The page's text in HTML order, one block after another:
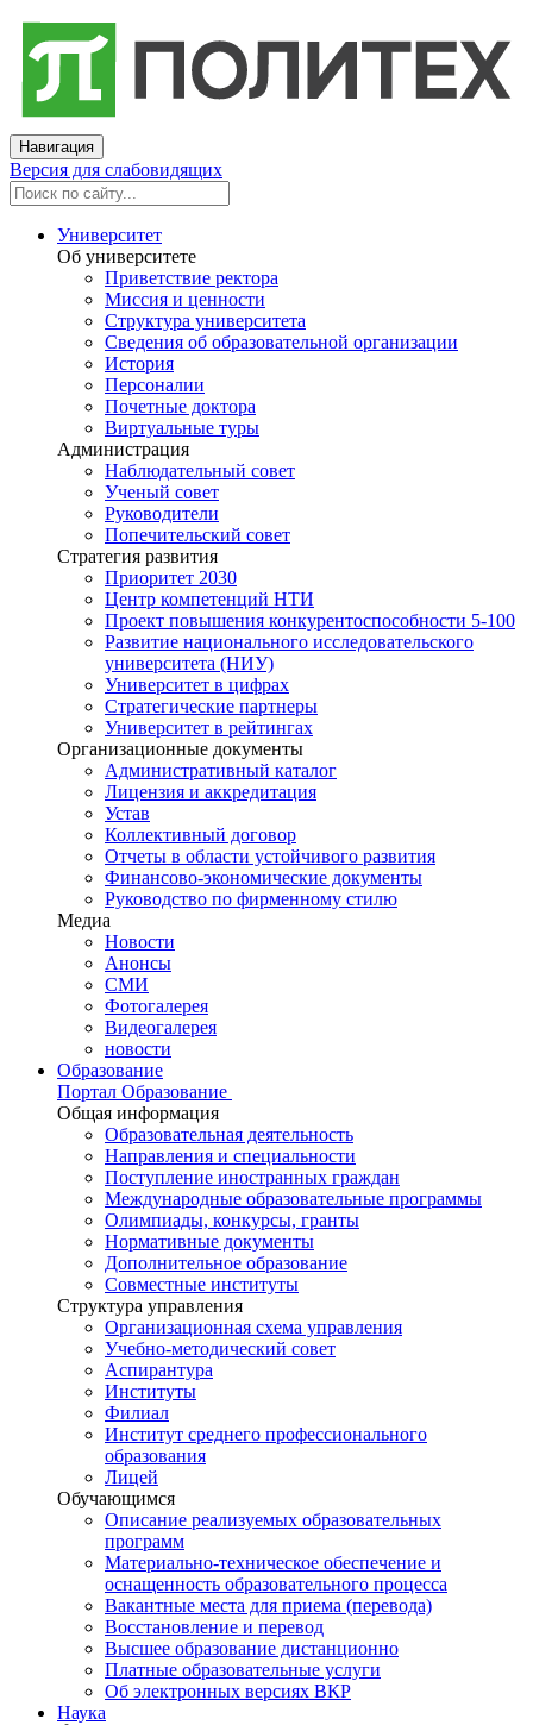
Навигация
Версия для слабовидящих
Университет
Об университете
Приветствие ректора
Миссия и ценности
Структура университета
Сведения об образовательной организации
История
Персоналии
Почетные доктора
Виртуальные туры
Администрация
Наблюдательный совет
Ученый совет
Руководители
Попечительский совет
Стратегия развития
Приоритет 2030
Центр компетенций НТИ
Проект повышения конкурентоспособности 5-100
Развитие национального исследовательского
университета (НИУ)
Университет в цифрах
Стратегические партнеры
Университет в рейтингах
Организационные документы
Административный каталог
Лицензия и аккредитация
Устав
Коллективный договор
Отчеты в области устойчивого развития
Финансово-экономические документы
Руководство по фирменному стилю
Медиа
Новости
Анонсы
СМИ
Фотогалерея
Видеогалерея
новости
Образование
Портал Образование
Общая информация
Образовательная деятельность
Направления и специальности
Поступление иностранных граждан
Международные образовательные программы
Олимпиады, конкурсы, гранты
Нормативные документы
Дополнительное образование
Совместные институты
Структура управления
Организационная схема управления
Учебно-методический совет
Аспирантура
Институты
Филиал
Институт среднего профессионального
образования
Лицей
Обучающимся
Описание реализуемых образовательных
программ
Материально-техническое обеспечение и
оснащенность образовательного процесса
Вакантные места для приема (перевода)
Восстановление и перевод
Высшее образование дистанционно
Платные образовательные услуги
Об электронных версиях ВКР
Наука